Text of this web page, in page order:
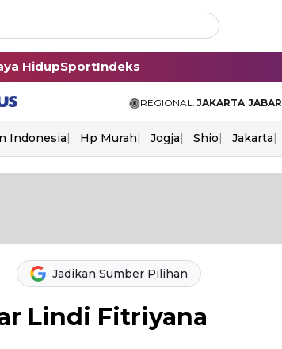
HidupSportIndeks
REGIONAL: JAKARTA JABAR
Indonesia Hp Murah Jogja Shio Jakarta
Jadikan Sumber Pilihan
Lindi Fitriyana